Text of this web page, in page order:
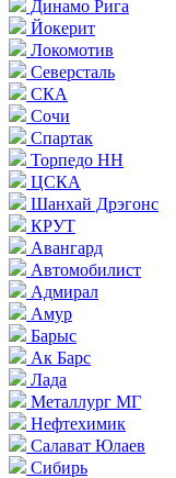
Динамо Рига
Йокерит
Локомотив
Северсталь
СКА
Сочи
Спартак
Торпедо НН
ЦСКА
Шанхай Дрэгонс
КРУТ
Авангард
Автомобилист
Адмирал
Амур
Барыс
Ак Барс
Лада
Металлург МГ
Нефтехимик
Салават Юлаев
Сибирь